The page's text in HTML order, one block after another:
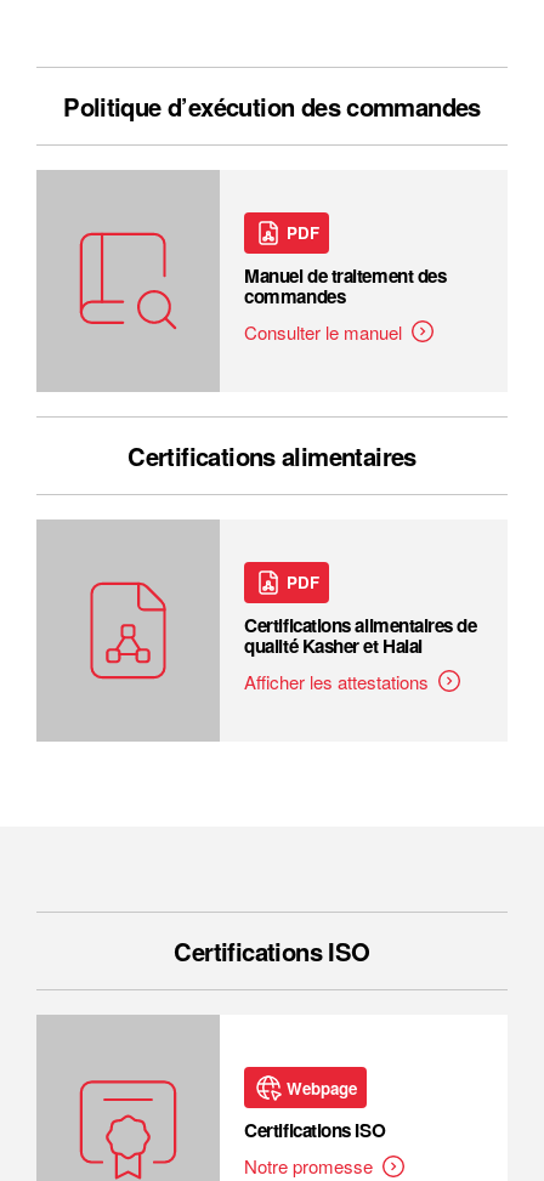
Politique d’exécution des commandes
PDF
Manuel de traitement des
commandes
Consulter le manuel
Certifications alimentaires
PDF
Certifications alimentaires de
qualité Kasher et Halal
Afficher les attestations
Certifications ISO
Webpage
Certifications ISO
Notre promesse